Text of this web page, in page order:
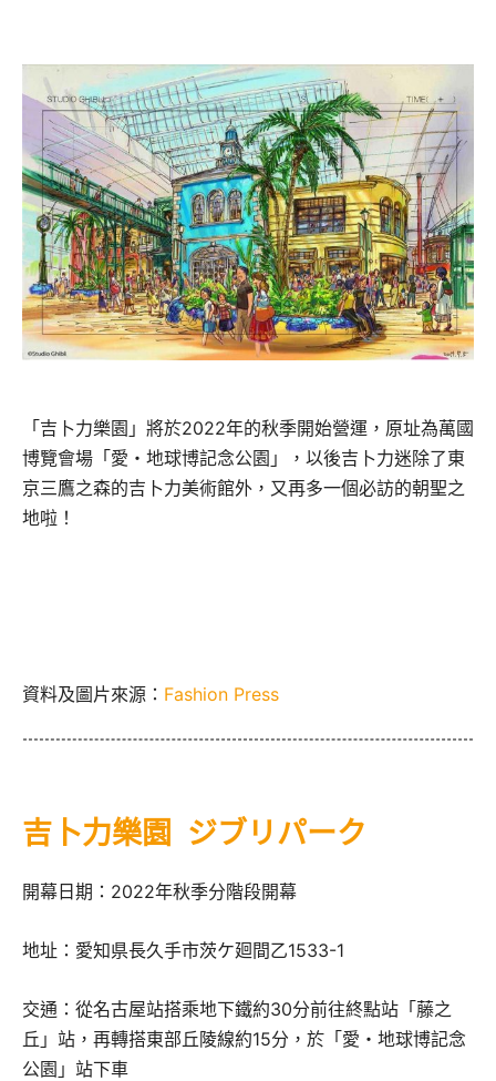
「吉卜力樂園」將於2022年的秋季開始營運，原址為萬國
博覽會場「愛・地球博記念公園」，以後吉卜力迷除了東
京三鷹之森的吉卜力美術館外，又再多一個必訪的朝聖之
地啦！
資料及圖片來源： Fashion Press
吉卜力樂園 ジブリパーク
開幕日期：2022年秋季分階段開幕
地址：愛知県長久手市茨ケ廻間乙1533-1
交通：從名古屋站搭乘地下鐵約30分前往終點站「藤之
丘」站，再轉搭東部丘陵線約15分，於「愛・地球博記念
公園」站下車